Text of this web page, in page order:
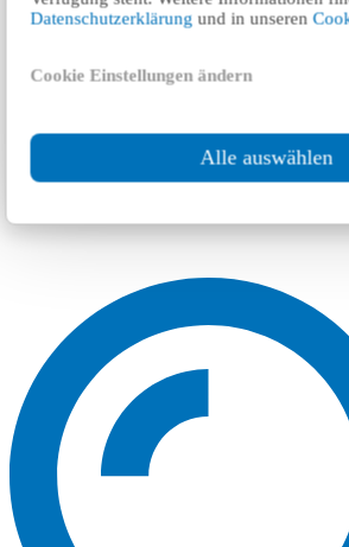
Datenschutzerklärung und in unseren
Cookie Einstellungen ändern
Alle auswählen